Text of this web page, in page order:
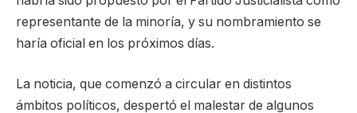
representante de la minoría, y su nombramiento se
haría oficial en los próximos días.
La noticia, que comenzó a circular en distintos
ámbitos políticos, despertó el malestar de algunos